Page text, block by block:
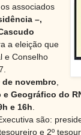
associados
–,
a eleição que
e Conselho
de novembro
Geográfico do
e 16h
são:
e 2º